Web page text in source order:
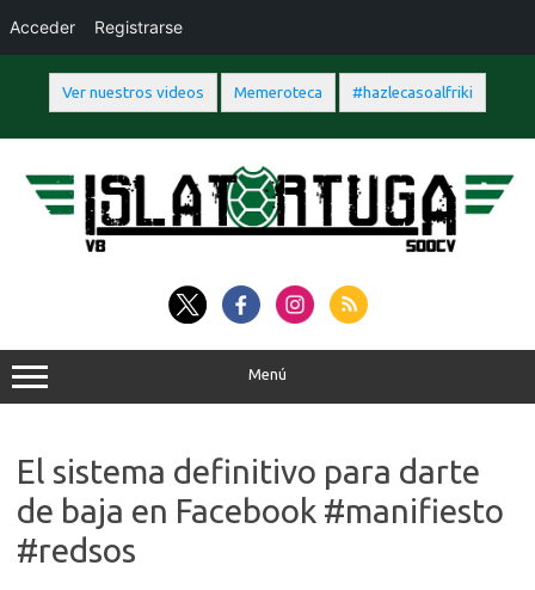
Ver nuestros videos Memeroteca #hazlecasoalfriki
contenido
Menú
El sistema definitivo para darte
de baja en Facebook #manifiesto
#redsos
Acceder Registrarse